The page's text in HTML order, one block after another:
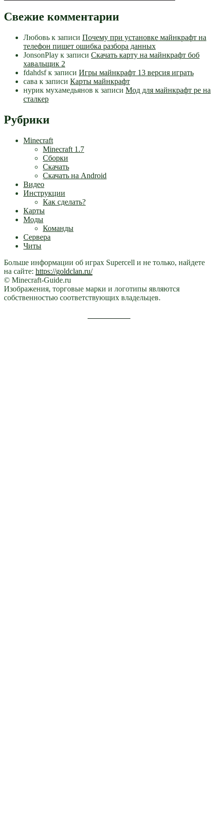
Свежие комментарии
Любовь к записи Почему при установке майнкрафт на
телефон пишет ошибка разбора данных
JonsonPlay к записи Скачать карту на майнкрафт боб
хавальщик 2
fdahdsfк записи Игры майнкрафт 13 версия играть
сава к записи Карты майнкрафт
нурик мухамедьянов к записи Мод для майнкрафт pe на
сталкер
Рубрики
Minecraft
Minecraft 1.7
Сборки
Скачать
Скачать на Android
Видео
Инструкции
Как сделать?
Карты
Моды
Команды
Сервера
Читы
Больше информации об играх Supercell и не только, найдете
на сайте: https://goldclan.ru/
© Minecraft-Guide.ru
Изображения, торговые марки и логотипы являются
собственностью соответствующих владельцев.